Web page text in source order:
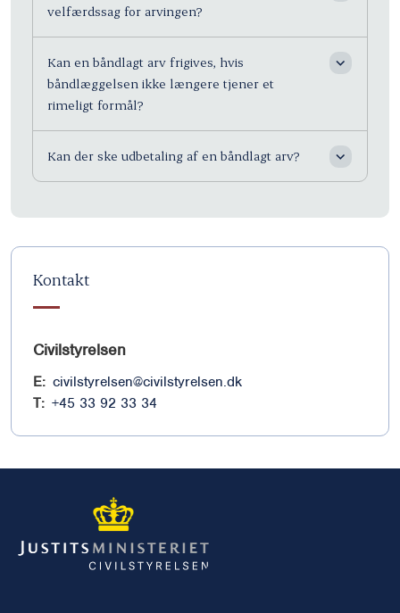
velfærdssag for arvingen?
Kan en båndlagt arv frigives, hvis
båndlæggelsen ikke længere tjener et
rimeligt formål?
Kan der ske udbetaling af en båndlagt arv?
Kontakt
Civilstyrelsen
E: civilstyrelsen@civilstyrelsen.dk
T: +45 33 92 33 34